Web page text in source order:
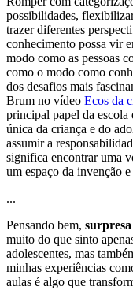
possibilidades,
trazer diferentes
conhecimento possa vir
modo como as pessoas
como o modo como
dos desafios mais
Brum no vídeo Ecos da
principal papel da escola
única da criança e do
assumir a
significa encontrar uma
um espaço da invenção
...
Pensando bem, surpresa
muito do que sinto
adolescentes, mas
minhas experiências
aulas é algo que